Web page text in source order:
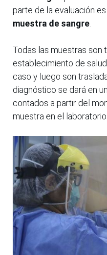
parte de la evaluación
muestra de sangre
Todas las muestras son
establecimiento de
caso y luego son
diagnóstico se dará en un
contados a partir del
muestra en el laboratorio.